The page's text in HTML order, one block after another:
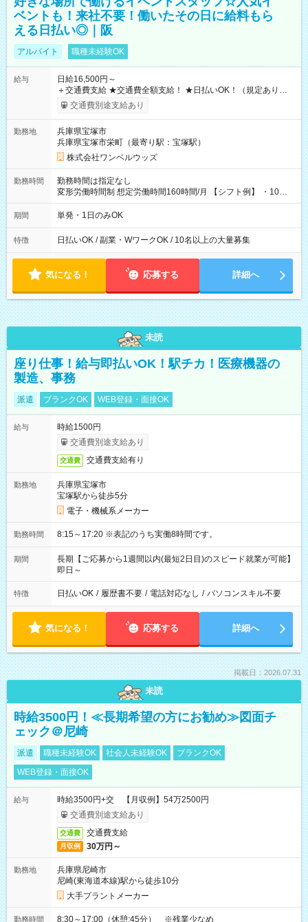
ベントも！来社不要！働いたその日に給料もら
える日払い◎｜阪
アルバイト 職種未経験OK
給与
日給16,500円～
＋交通費支給 ★交通費全額支給！ ★日払いOK！（規定あり） ┗
働いたその日に現金GET♪ お仕事後はコンビニATMから 日払
交通費別途支給あり
勤務地
兵庫県宝塚市
兵庫県宝塚市栄町（最寄り駅：宝塚駅）
株式会社ワンベルウッズ
勤務時間
勤務時間は指定なし
変形労働時間制 想定労働時間160時間/月 【シフト例】 ・10：
00～20：00
期間 単発・1日のみOK
特徴 日払いOK / 副業・WワークOK / 10名以上の大量募集
気になる！ 応募する 詳細へ
未読
座り仕事！給与即払いOK！駅チカ！医療機器の
製造、事務
派遣 ブランクOK WEB登録・面接OK
給与
時給1500円
交通費別途支給あり
交通費 交通費支給有り
勤務地
兵庫県宝塚市
宝塚駅から徒歩5分
電子・機械系メーカー
勤務時間 8:15～17:20 ※表記のうち実働8時間です。
期間
長期【ご応募から1週間以内(最短2日目)のスピード就業が可能】
即日～
特徴 日払いOK / 履歴書不要 / 電話対応なし / パソコンスキル不要
気になる！ 応募する 詳細へ
掲載日：2026.07.31
未読
時給3500円！≪長期希望の方にお勧め≫図面チ
ェック＠尼崎
派遣 職種未経験OK 社会人未経験OK
ブランクOK
WEB登録・面接OK
給与
時給3500円+交 【月収例】54万2500円
交通費別途支給あり
交通費 交通費支給
月収例 30万円～
勤務地
兵庫県尼崎市
尼崎(東海道本線)駅から徒歩10分
大手プラントメーカー
勤務時間 8:30～17:00（休憩:45分） ※残業少なめ